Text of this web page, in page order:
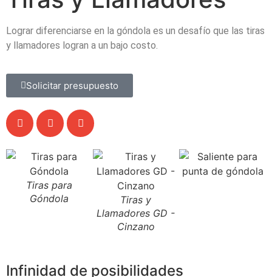
Tiras para
Góndola
Tiras y
Llamadores GD -
Cinzano
Lograr diferenciarse en la góndola es un desafío que las tiras
y llamadores logran a un bajo costo.
Solicitar presupuesto
Infinidad de posibilidades